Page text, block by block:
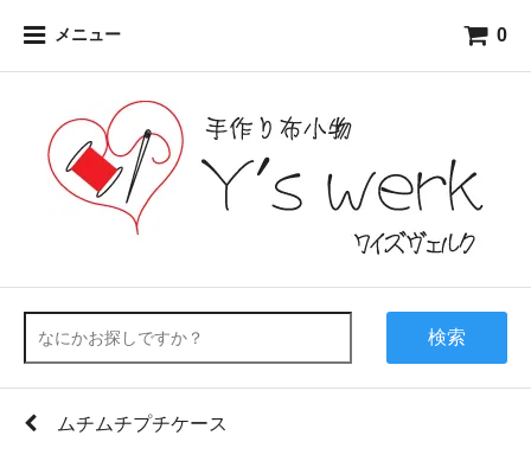
メニュー 0
検索
ムチムチプチケース